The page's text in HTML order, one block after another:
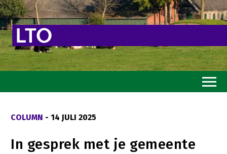
Goed eten
COLUMN - 14 JULI 2025
In gesprek met je gemeente